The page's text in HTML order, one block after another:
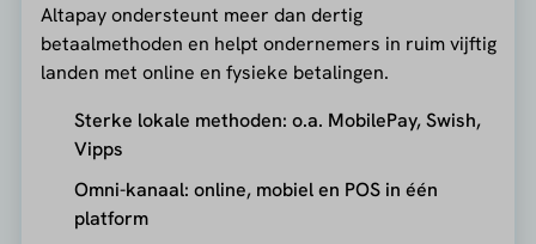
Altapay ondersteunt meer dan dertig
betaalmethoden en helpt ondernemers in ruim vijftig
landen met online en fysieke betalingen.
Sterke lokale methoden: o.a. MobilePay, Swish,
Vipps
Omni-kanaal: online, mobiel en POS in één
platform